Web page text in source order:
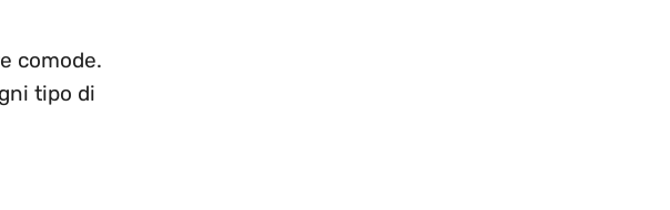
comode.
tipo di